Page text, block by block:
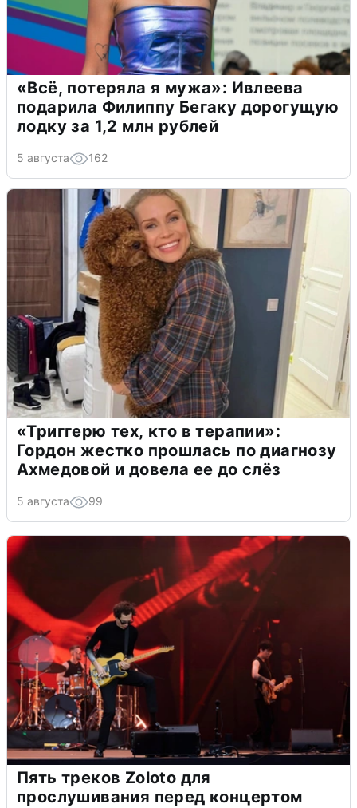
«Всё, потеряла я мужа»: Ивлеева
подарила Филиппу Бегаку дорогущую
лодку за 1,2 млн рублей
5 августа 162
«Триггерю тех, кто в терапии»:
Гордон жестко прошлась по диагнозу
Ахмедовой и довела ее до слёз
5 августа 99
Пять треков Zoloto для
прослушивания перед концертом